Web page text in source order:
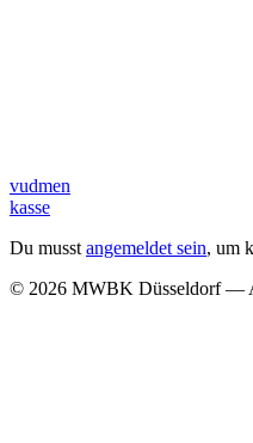
vudmen
kasse
Du musst angemeldet sein, um
© 2026 MWBK Düsseldorf —